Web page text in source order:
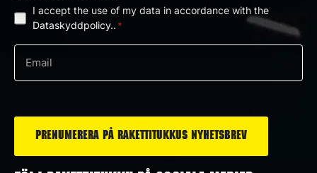
Dataskyddpolicy
*
I accept the use of my data in accordance with the
Dataskyddpolicy.. *
post